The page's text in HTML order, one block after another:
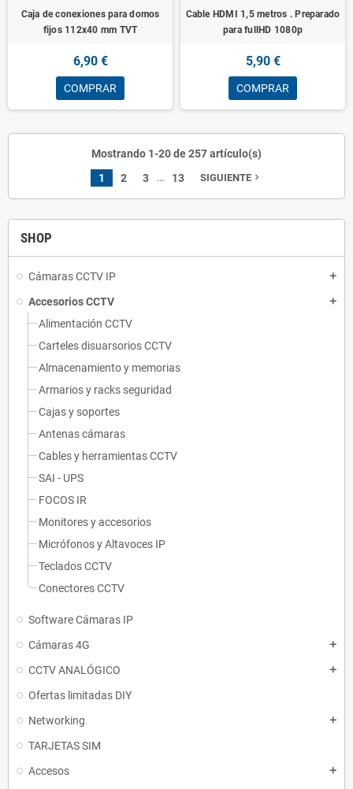
SHOP
Cámaras CCTV IP add
Accesorios CCTV add
Alimentación CCTV
Carteles disuarsorios CCTV
Almacenamiento y memorias
Armarios y racks seguridad
Cajas y soportes
Antenas cámaras
Cables y herramientas CCTV
SAI - UPS
FOCOS IR
Monitores y accesorios
Micrófonos y Altavoces IP
Teclados CCTV
Conectores CCTV
Software Cámaras IP
Cámaras 4G
add
CCTV ANALÓGICO add
Ofertas limitadas DIY
Networking
add
TARJETAS SIM
Accesos
add
Caja de conexiones para domos
fijos 112x40 mm TVT
6,90 €
COMPRAR
Cable HDMI 1,5 metros . Preparado
para fullHD 1080p
5,90 €
COMPRAR
Mostrando 1-20 de 257 artículo(s)
1
2 3 … 13 SIGUIENTE navigate_next